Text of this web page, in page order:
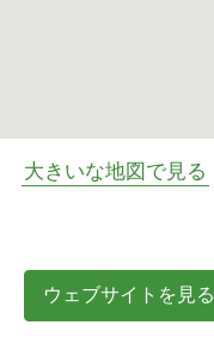
大きいな地図で見る
ウェブサイトを見る